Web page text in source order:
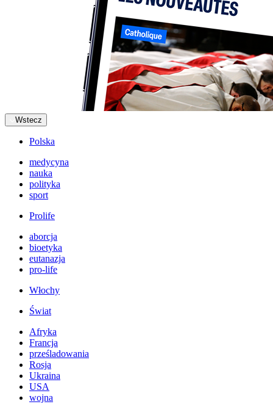
Wstecz
Polska
medycyna
nauka
polityka
sport
Prolife
aborcja
bioetyka
eutanazja
pro-life
Włochy
Świat
Afryka
Francja
prześladowania
Rosja
Ukraina
USA
wojna